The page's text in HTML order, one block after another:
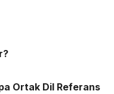
Ortak Dil Referans